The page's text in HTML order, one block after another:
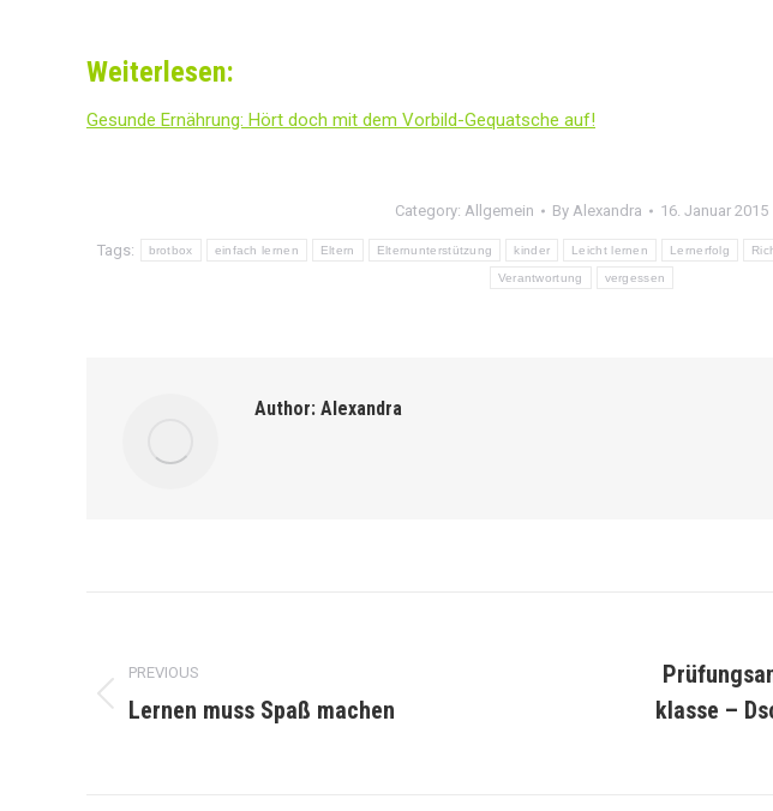
Weiterlesen:
Gesunde Ernährung: Hört doch mit dem Vorbild-Gequatsche auf!
Category: Allgemein By Alexandra 16. Januar 2015
Tags: brotbox einfach lernen Eltern Elternunterstützung kinder Leicht lernen Lernerfolg
Verantwortung vergessen
Author: Alexandra
navigation
PREVIOUS
Previous
Lernen muss Spaß machen
klasse –